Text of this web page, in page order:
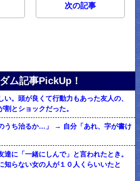
次の記事
ム記事PickUp！
い。頭が良くて行動力もあった友人の、
とショックだった。
うち治るか…」 → 自分「あれ、字が書け
達に「一緒にしんで」と言われたとき。
知らない女の人が１０人くらいいたと